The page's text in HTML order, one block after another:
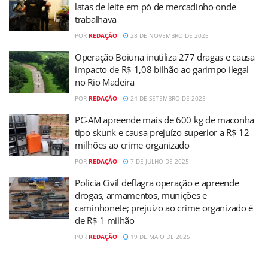
latas de leite em pó de mercadinho onde
trabalhava
POR REDAÇÃO 28 DE NOVEMBRO DE 2025
Operação Boiuna inutiliza 277 dragas e causa
impacto de R$ 1,08 bilhão ao garimpo ilegal
no Rio Madeira
POR REDAÇÃO 24 DE SETEMBRO DE 2025
PC-AM apreende mais de 600 kg de maconha
tipo skunk e causa prejuízo superior a R$ 12
milhões ao crime organizado
POR REDAÇÃO 7 DE JULHO DE 2025
Polícia Civil deflagra operação e apreende
drogas, armamentos, munições e
caminhonete; prejuízo ao crime organizado é
de R$ 1 milhão
POR REDAÇÃO 19 DE MAIO DE 2025